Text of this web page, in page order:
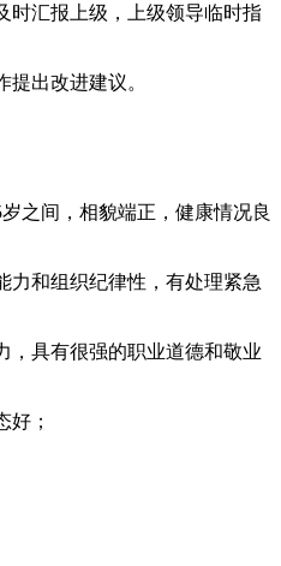
时汇报上级，上级领导临时指
出改进建议。
之间，相貌端正，健康情况良
力和组织纪律性，有处理紧急
，具有很强的职业道德和敬业
好；